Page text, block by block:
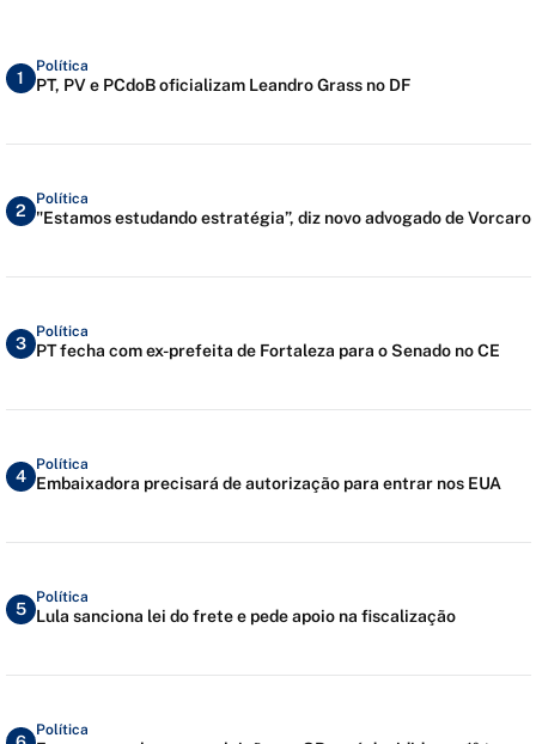
1
Política
PT, PV e PCdoB oficializam Leandro Grass no DF
2
Política
"Estamos estudando estratégia”, diz novo advogado de Vorcaro
3
Política
PT fecha com ex-prefeita de Fortaleza para o Senado no CE
4
Política
Embaixadora precisará de autorização para entrar nos EUA
5
Política
Lula sanciona lei do frete e pede apoio na fiscalização
Política